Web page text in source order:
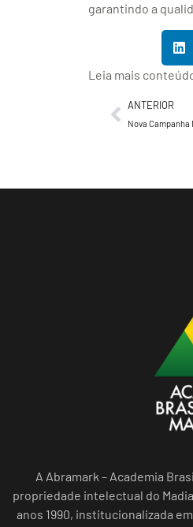
garantindo a
Leia mais
ANTERIOR
A Abramark – Academia
propriedade intelectual do
anos 1990, institucionalizada